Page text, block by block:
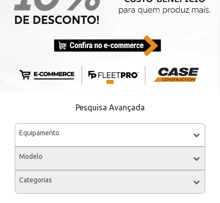
Pesquisa Avançada
Equipamento
Modelo
Categorias